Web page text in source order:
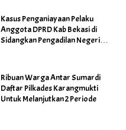
Kasus Penganiayaan Pelaku
Anggota DPRD Kab Bekasi di
Sidangkan Pengadilan Negeri
Ribuan Warga Antar Sumardi
Daftar Pilkades Karangmukti
Untuk Melanjutkan 2 Periode